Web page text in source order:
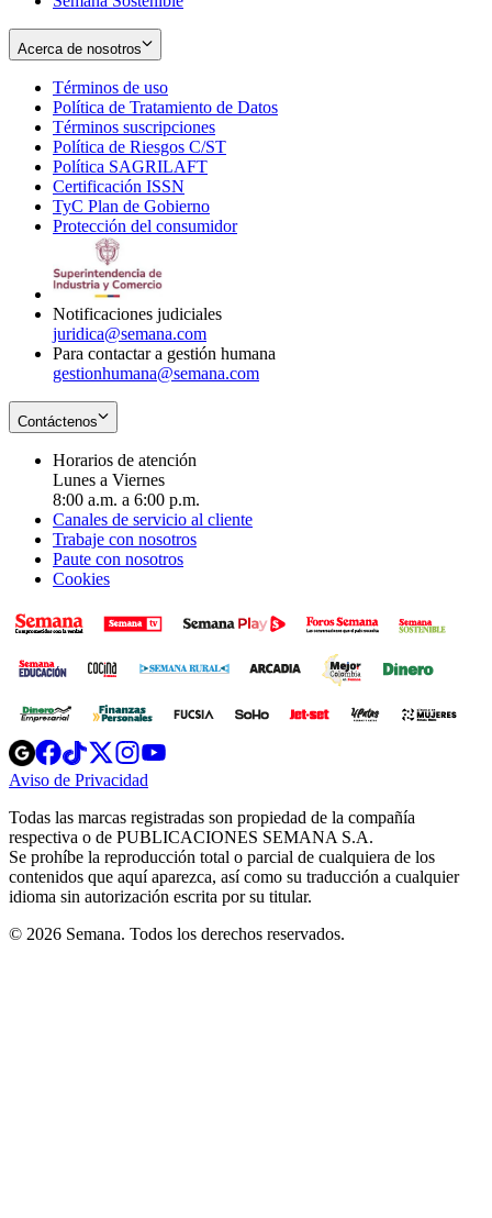
Acerca de nosotros
Términos de uso
in
new
window
Política de Tratamiento de Datos
Términos suscripciones
in
Política de Riesgos C/ST
Política SAGRILAFT
new
window
Certificación ISSN
in
new
TyC Plan de Gobierno
in
Protección del consumidorOpens
Notificaciones judiciales
juridica@semana.com
Para contactar a gestión humana
gestionhumana@semana.com
Contáctenos
Horarios de atención
Lunes a Viernes
8:00 a.m. a 6:00 p.m.
Canales de servicio al cliente
Trabaje con nosotros
Paute con nosotros
Cookies
Opens
in
new
Opens
in
new
Opens
in
new
window
Opens
new
windowwindow
Aviso de Privacidad
new
window
Todas las marcas registradas son propiedad de la compañía
respectiva o de PUBLICACIONES SEMANA S.A.
Se prohíbe la reproducción total o parcial de cualquiera de los
contenidos que aquí aparezca, así como su traducción a cualquier
idioma sin autorización escrita por su titular.
© 2026 Semana. Todos los derechos reservados.